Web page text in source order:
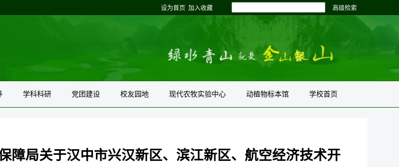
设为首页 加入收藏 高级检索
学科科研 党团建设 校友园地 现代农牧实验中心 动植物标本馆 学校首页
障局关于汉中市兴汉新区、滨江新区、航空经济技术开